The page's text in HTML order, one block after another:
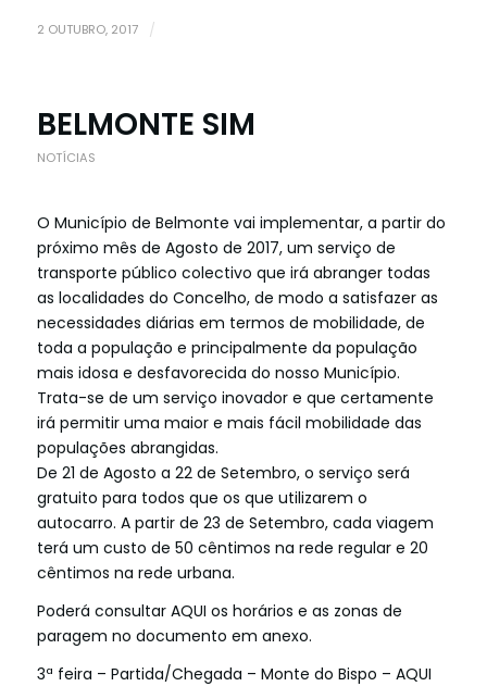
2 OUTUBRO, 2017 /
BELMONTE SIM
NOTÍCIAS
O Município de Belmonte vai implementar, a partir do
próximo mês de Agosto de 2017, um serviço de
transporte público colectivo que irá abranger todas
as localidades do Concelho, de modo a satisfazer as
necessidades diárias em termos de mobilidade, de
toda a população e principalmente da população
mais idosa e desfavorecida do nosso Município.
Trata-se de um serviço inovador e que certamente
irá permitir uma maior e mais fácil mobilidade das
populações abrangidas.
De 21 de Agosto a 22 de Setembro, o serviço será
gratuito para todos que os que utilizarem o
autocarro. A partir de 23 de Setembro, cada viagem
terá um custo de 50 cêntimos na rede regular e 20
cêntimos na rede urbana.
Poderá consultar AQUI os horários e as zonas de
paragem no documento em anexo.
3ª feira – Partida/Chegada – Monte do Bispo – AQUI